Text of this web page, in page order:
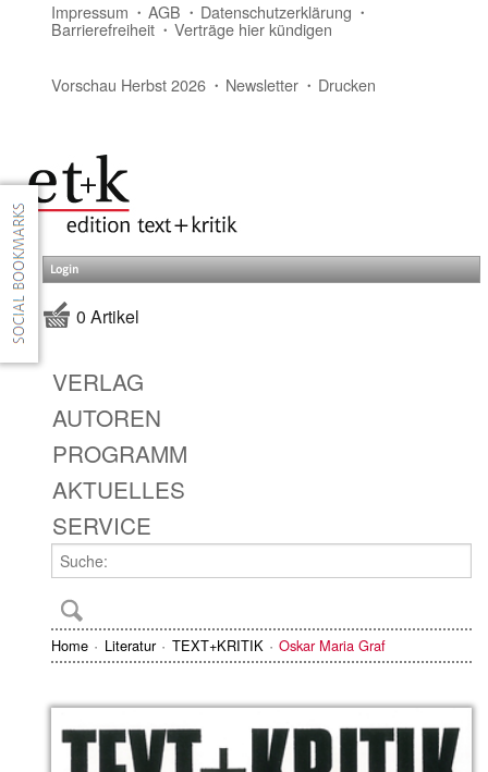
Impressum AGB Datenschutzerklärung
Barrierefreiheit Verträge hier kündigen
Vorschau Herbst 2026 Newsletter Drucken
Login
0 Artikel
VERLAG
AUTOREN
PROGRAMM
AKTUELLES
SERVICE
Home Literatur TEXT+KRITIK Oskar Maria Graf